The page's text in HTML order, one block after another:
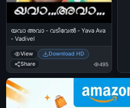
യവാ അവാ - വടിവേല്‍ - Yava Ava
- Vadivel
View
Download HD
Share
495